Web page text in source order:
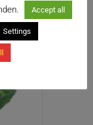
Accept all
Settings